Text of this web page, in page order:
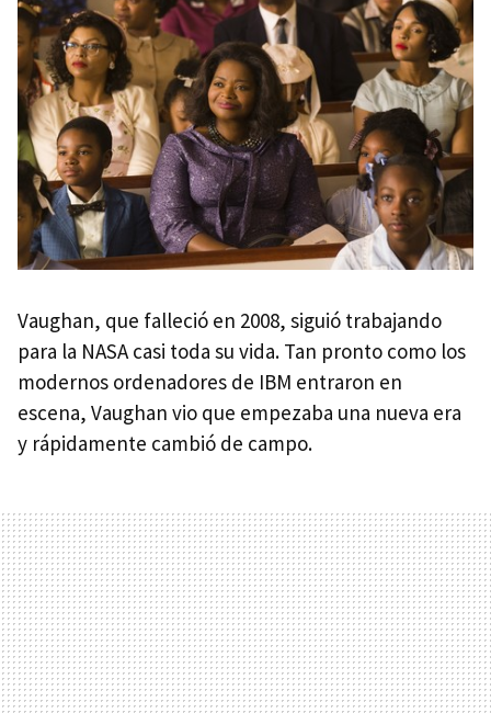
Vaughan, que falleció en 2008, siguió trabajando
para la NASA casi toda su vida. Tan pronto como los
modernos ordenadores de IBM entraron en
escena, Vaughan vio que empezaba una nueva era
y rápidamente cambió de campo.